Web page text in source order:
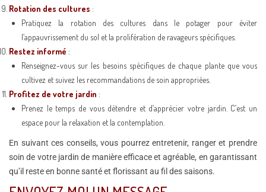
Rotation des cultures :
Pratiquez la rotation des cultures dans le potager pour éviter
l’appauvrissement du sol et la prolifération de ravageurs spécifiques.
Restez informé :
Renseignez-vous sur les besoins spécifiques de chaque plante que vous
cultivez et suivez les recommandations de soin appropriées.
Profitez de votre jardin :
Prenez le temps de vous détendre et d’apprécier votre jardin. C’est un
espace pour la relaxation et la contemplation.
En suivant ces conseils, vous pourrez entretenir, ranger et prendre
soin de votre jardin de manière efficace et agréable, en garantissant
qu’il reste en bonne santé et florissant au fil des saisons.